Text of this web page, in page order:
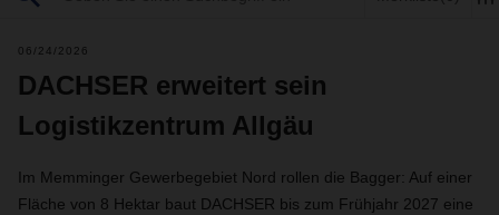
06/24/2026
DACHSER erweitert sein
Logistikzentrum Allgäu
Im Memminger Gewerbegebiet Nord rollen die Bagger: Auf einer
Fläche von 8 Hektar baut DACHSER bis zum Frühjahr 2027 eine